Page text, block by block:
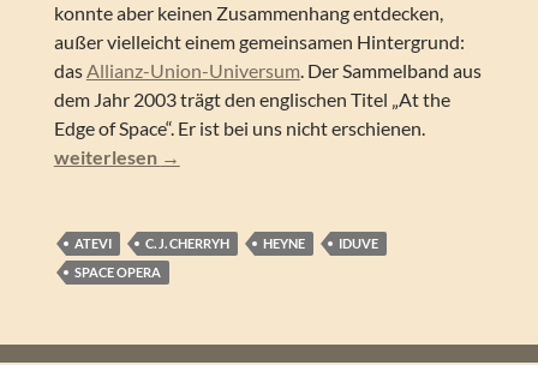
konnte aber keinen Zusammenhang entdecken,
außer vielleicht einem gemeinsamen Hintergrund:
dasAllianz-Union-Universum. Der Sammelband aus
dem Jahr 2003 trägt den englischen Titel „At the
Edge of Space“. Er ist bei uns nicht erschienen.
C.J. Cherryh – Weltenjäger (Hanan Rebellion 2)
weiterlesen →
ATEVI C. J. CHERRYH HEYNE
IDUVE
SPACE OPERA